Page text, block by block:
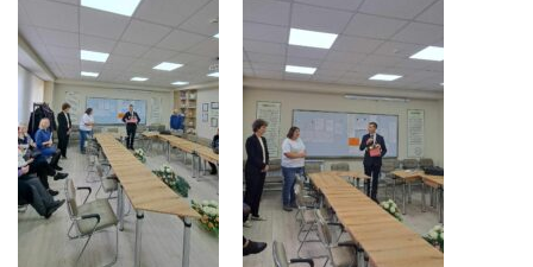
Regimului
Funciar
Serviciul
Relaţii
cu
Publicul